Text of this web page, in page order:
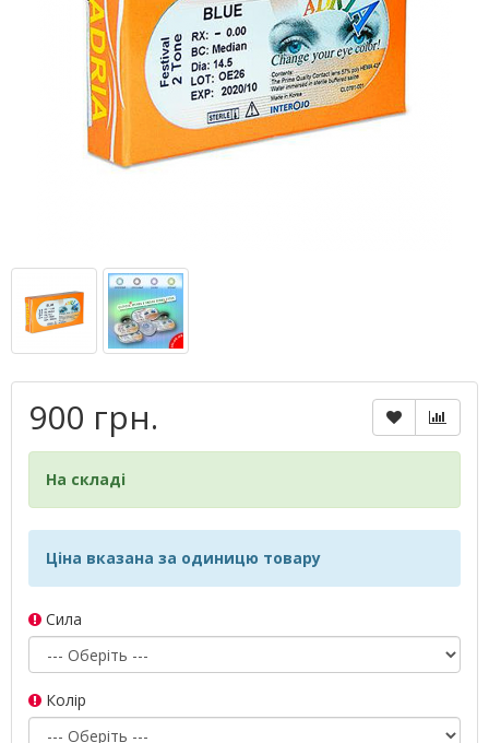
900 грн.
На складі
Ціна вказана за одиницю товару
Сила
Колір